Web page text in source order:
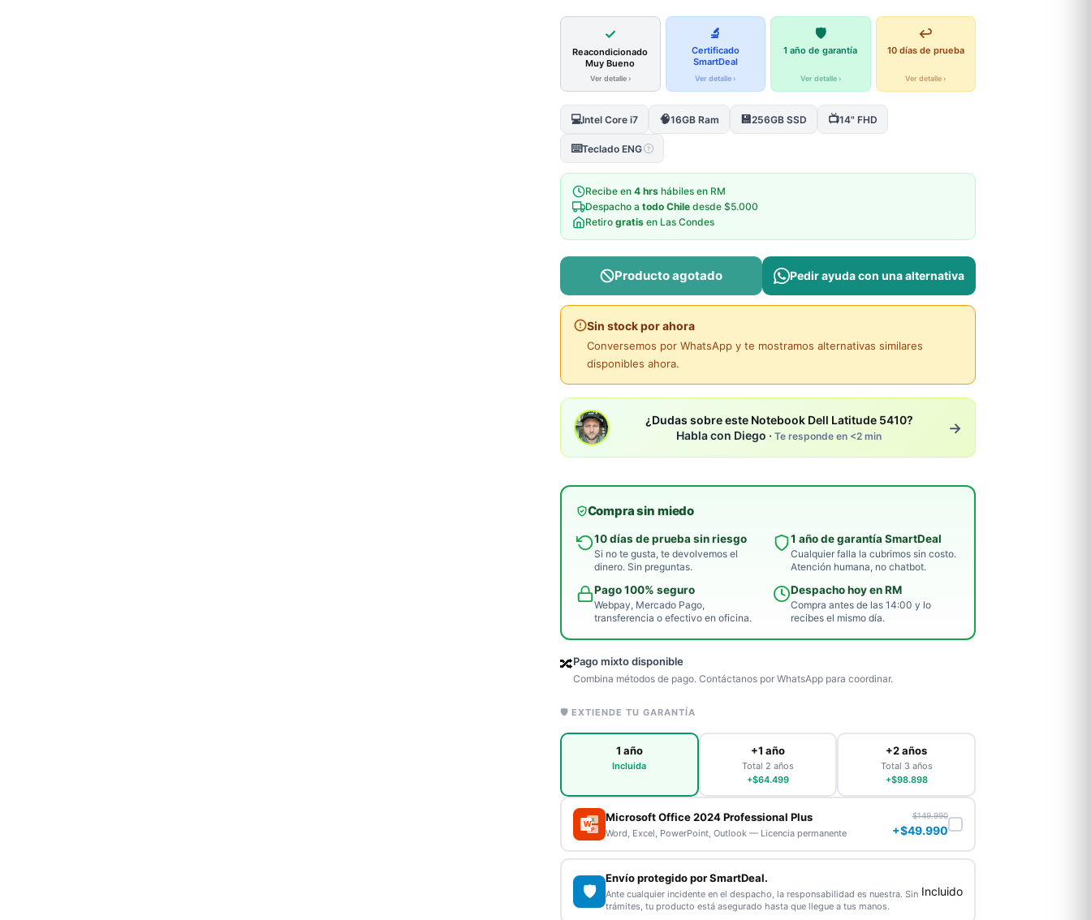
✓
Reacondicionado
Muy Bueno
Ver detalle ›
🔬
Certificado
SmartDeal
Ver detalle ›
🛡️
1 año de garantía
Ver detalle ›
↩️
10 días de prueba
Ver detalle ›
💻Intel Core i7 🧠16GB Ram 💾256GB SSD 📺14" FHD
⌨️Teclado ENG ?
Recibe en 4 hrs hábiles en RM
Despacho a todo Chile desde $5.000
Retiro gratis en Las Condes
Producto agotado Pedir ayuda con una alternativa
Sin stock por ahora
Conversemos por WhatsApp y te mostramos alternativas similares
disponibles ahora.
¿Dudas sobre este Notebook Dell Latitude 5410?
Habla con Diego · Te responde en <2 min →
Compra sin miedo
10 días de prueba sin riesgo
Si no te gusta, te devolvemos el
dinero. Sin preguntas.
1 año de garantía SmartDeal
Cualquier falla la cubrimos sin costo.
Atención humana, no chatbot.
Pago 100% seguro
Webpay, Mercado Pago,
transferencia o efectivo en oficina.
Despacho hoy en RM
Compra antes de las 14:00 y lo
recibes el mismo día.
🔀Pago mixto disponible
Combina métodos de pago. Contáctanos por WhatsApp para coordinar.
🛡️ EXTIENDE TU GARANTÍA
1 año
Incluida
+1 año
Total 2 años
+$64.499
+2 años
Total 3 años
+$98.898
WX
P
Microsoft Office 2024 Professional Plus
Word, Excel, PowerPoint, Outlook — Licencia permanente
$149.990
+$49.990
🛡️
Envío protegido por SmartDeal.
Ante cualquier incidente en el despacho, la responsabilidad es nuestra. Sin
trámites, tu producto está asegurado hasta que llegue a tus manos.
Incluido